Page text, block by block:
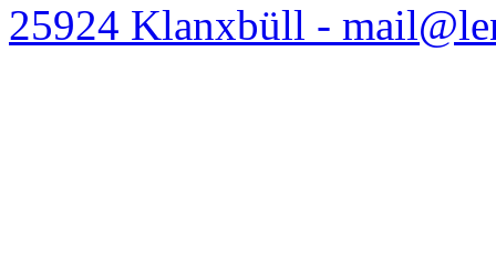
25924 Klanxbüll -